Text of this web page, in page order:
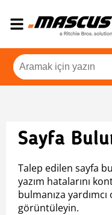
Sayfa
Talep edilen sayfa
yazım hatalarını
bulmanıza
görüntüleyin.